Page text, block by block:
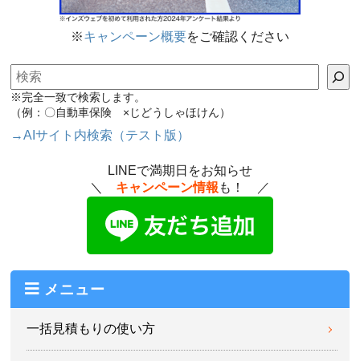
※キャンペーン概要をご確認ください
検索
※完全一致で検索します。
（例：〇自動車保険 ×じどうしゃほけん）
→AIサイト内検索（テスト版）
LINEで満期日をお知らせ
＼ キャンペーン情報 も！ ／
メニュー
一括見積もりの使い方